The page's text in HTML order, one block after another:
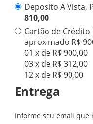
Deposito A Vista,
810,00
Cartão de Crédito
aproximado R$
01 x de R$ 900,00
03 x de R$ 312,00
12 x de R$ 90,00
Entrega
Informe seu email que